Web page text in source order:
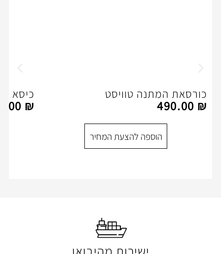
טוויסט
להצעת המחיר
כיסא מנהל -דגם